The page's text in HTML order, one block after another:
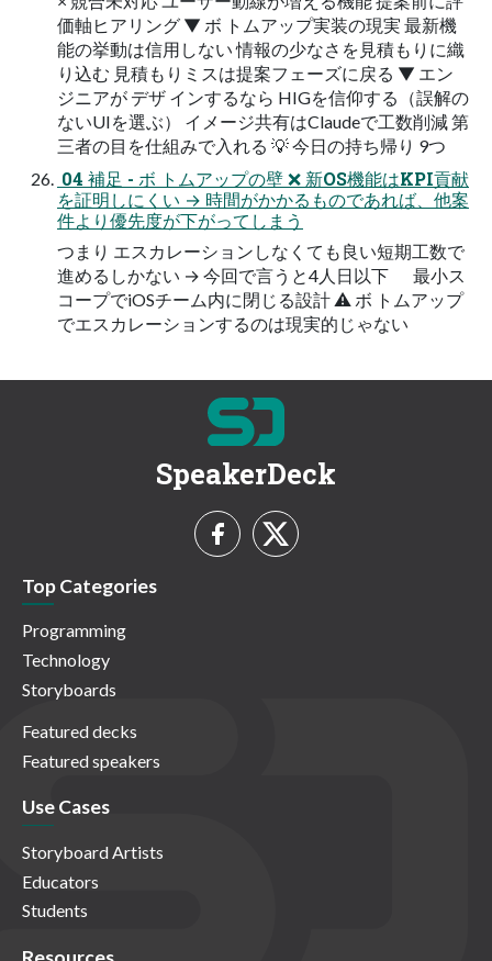
価軸ヒアリング ▼ ボ トムアップ実装の現実 最新機
能の挙動は信用しない 情報の少なさを見積もりに織
り込む 見積もりミスは提案フェーズに戻る ▼ エン
ジニアが デザ インするなら HIGを信仰する（誤解の
ないUIを選ぶ） イメージ共有はClaudeで工数削減 第
三者の目を仕組みで入れる 💡 今日の持ち帰り 9つ
 04 補足 - ボ トムアップの壁 ❌ 新OS機能はKPI貢献
を証明しにくい → 時間がかかるものであれば、他案
件より優先度が下がってしまう
つまり エスカレーションしなくても良い短期工数で
進めるしかない → 今回で言うと4人日以下 最小ス
コープでiOSチーム内に閉じる設計 ⚠ ボ トムアップ
でエスカレーションするのは現実的じゃない
SpeakerDeck
Top Categories
Programming
Technology
Storyboards
Featured decks
Featured speakers
Use Cases
Storyboard Artists
Educators
Students